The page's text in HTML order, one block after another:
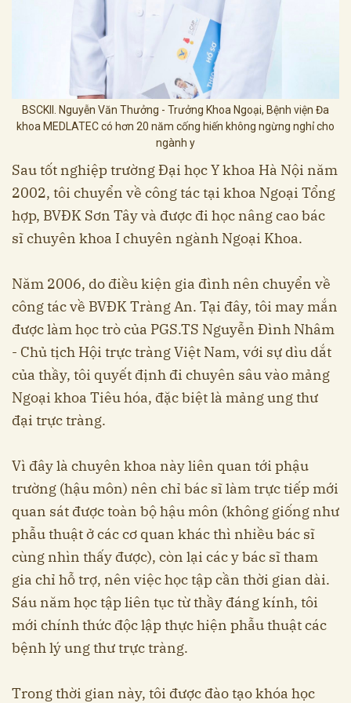
BSCKII. Nguyễn Văn Thưởng - Trưởng Khoa Ngoại, Bệnh viện Đa
khoa MEDLATEC có hơn 20 năm cống hiến không ngừng nghỉ cho
ngành y
Sau tốt nghiệp trường Đại học Y khoa Hà Nội năm
2002, tôi chuyển về công tác tại khoa Ngoại Tổng
hợp, BVĐK Sơn Tây và được đi học nâng cao bác
sĩ chuyên khoa I chuyên ngành Ngoại Khoa.
Năm 2006, do điều kiện gia đình nên chuyển về
công tác về BVĐK Tràng An. Tại đây, tôi may mắn
được làm học trò của PGS.TS Nguyễn Đình Nhâm
- Chủ tịch Hội trực tràng Việt Nam, với sự dìu dắt
của thầy, tôi quyết định đi chuyên sâu vào mảng
Ngoại khoa Tiêu hóa, đặc biệt là mảng ung thư
đại trực tràng.
Vì đây là chuyên khoa này liên quan tới phậu
trường (hậu môn) nên chỉ bác sĩ làm trực tiếp mới
quan sát được toàn bộ hậu môn (không giống như
phẫu thuật ở các cơ quan khác thì nhiều bác sĩ
cùng nhìn thấy được), còn lại các y bác sĩ tham
gia chỉ hỗ trợ, nên việc học tập cần thời gian dài.
Sáu năm học tập liên tục từ thầy đáng kính, tôi
mới chính thức độc lập thực hiện phẫu thuật các
bệnh lý ung thư trực tràng.
Trong thời gian này, tôi được đào tạo khóa học